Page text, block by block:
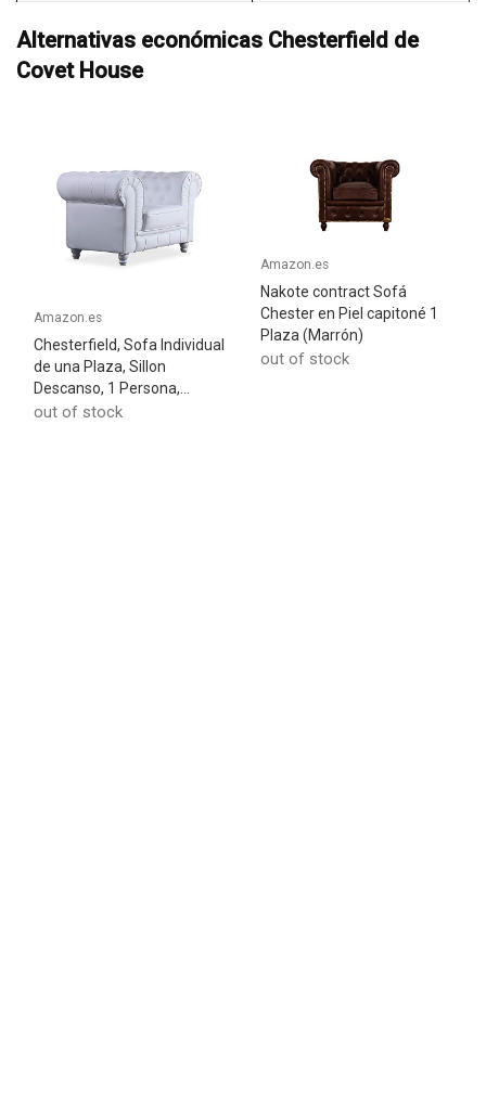
Alternativas económicas Chesterfield de
Covet House
Amazon.es
Chesterfield, Sofa Individual
de una Plaza, Sillon
Descanso, 1 Persona,...
out of stock
Amazon.es
Nakote contract Sofá
Chester en Piel capitoné 1
Plaza (Marrón)
out of stock